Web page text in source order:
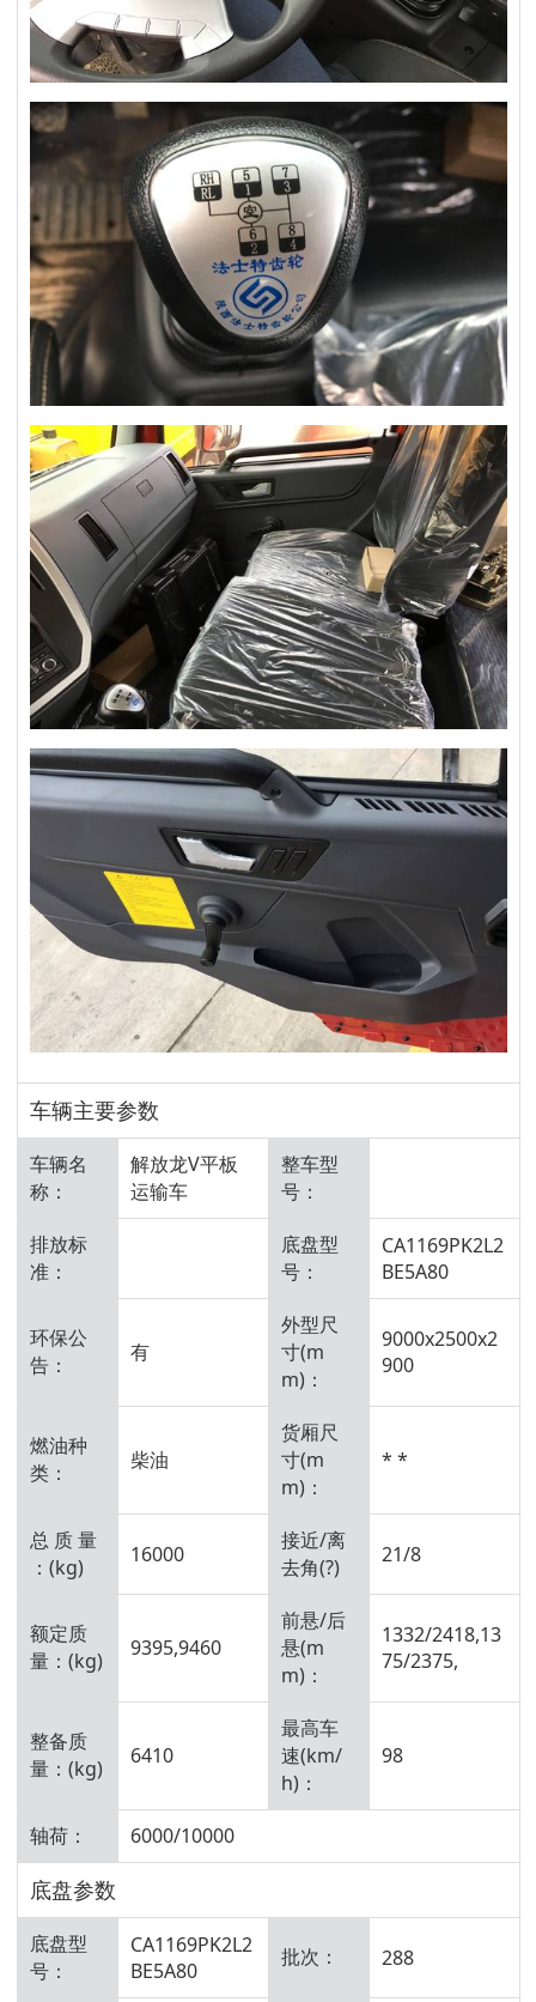
车辆主要参数
车辆名
称：
解放龙V平板
运输车
整车型
号：
排放标
准：
底盘型
号：
CA1169PK2L2
BE5A80
环保公
告：
有
外型尺
寸(m
m)：
9000x2500x2
900
燃油种
类：
柴油
货厢尺
寸(m
m)：
* *
总 质 量
：(kg)
16000
接近/离
去角(?)
21/8
额定质
量：(kg)
9395,9460
前悬/后
悬(m
m)：
1332/2418,13
75/2375,
整备质
量：(kg)
6410
最高车
速(km/
h)：
98
轴荷： 6000/10000
底盘参数
底盘型
号：
CA1169PK2L2
BE5A80
批次： 288